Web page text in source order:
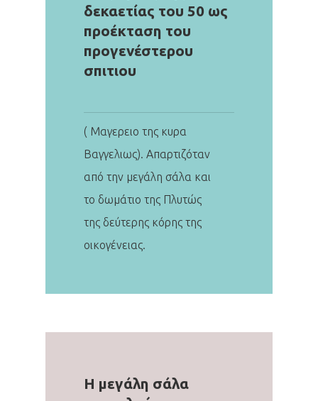
δεκαετίας του 50 ως
προέκταση του
προγενέστερου
σπιτιου
( Μαγερειο της κυρα
Βαγγελιως). Απαρτιζόταν
από την μεγάλη σάλα και
το δωμάτιο της Πλυτώς
της δεύτερης κόρης της
οικογένειας.
Η μεγάλη σάλα